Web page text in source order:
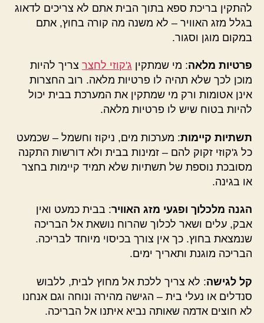
להתקין בריכת ספא בתוך הבית אתם לא צריכים לדאוג
בגלל מזג האוויר – לא משנה מה קורה בחוץ, אתם
במקום מוגן וסגור.
פרטיות מלאה: מי שמתקין ג'קוזי לחצר צריך להיות
מוכן לכך שלא תהיה לו פרטיות מלאה. רוב החצרות
אינן אטומות ורק מי שמתקין את המערכת בבית יכול
להיות בטוח שיש לו פרטיות מלאה.
תשתיות קיימות: מערכות מים, ניקוז וחשמל – שכמעט
כל ג'קוזי זקוק להם – זמינות בבית ולא דורשות התקנה
מסובכת נוספת של תשתיות שלא תמיד קיימות בחצר
או בגינה.
הגנה מלכלוך ופגעי מזג האוויר: בבית כמעט ואין
אבק, עלים ושאר לכלוך שהרוח נושאת אל הבריכה
שנמצאת בחוץ. כך אין צורך בכיסוי מיוחד לבריכה.
הבריכה מוגנת ותאריך ימים.
קל לגישה: לא צריך ללכת אל מחוץ לבית, ללבוש
סנדלים או נעלי בית – הגישה מהירה ונוחה וגם אנחנו
לא חוצים אדמה שאותה נביא איתנו אל הבריכה.